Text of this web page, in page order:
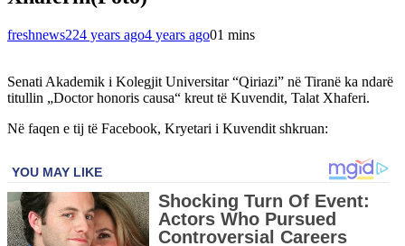
freshnews224 years ago4 years ago01 mins
Senati Akademik i Kolegjit Universitar “Qiriazi” në Tiranë ka ndarë
titullin „Doctor honoris causa“ kreut të Kuvendit, Talat Xhaferi.
Në faqen e tij të Facebook, Kryetari i Kuvendit shkruan: